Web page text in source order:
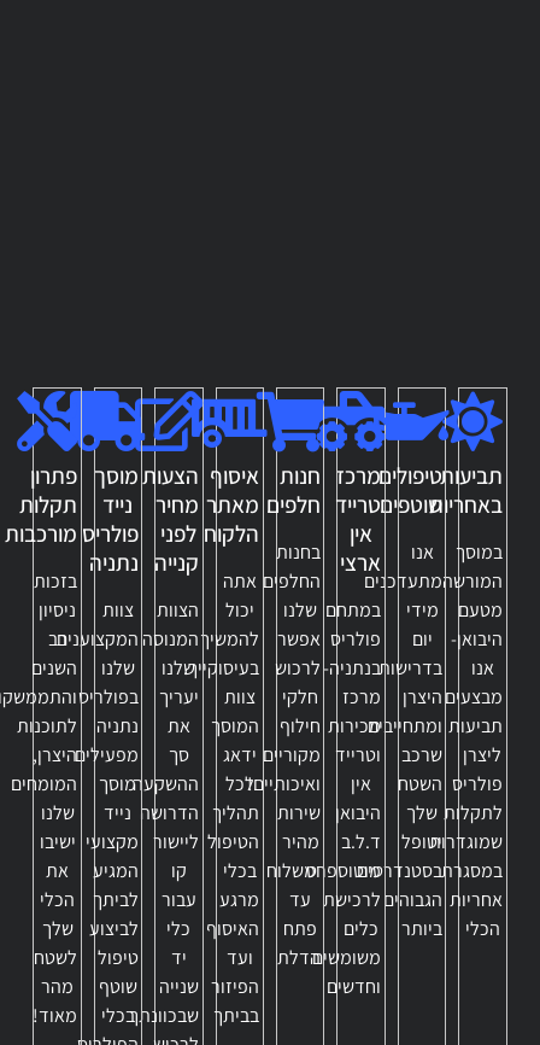
תביעות
באחריות
במוסך
המורשה
מטעם
היבואן-
אנו
מבצעים
תביעות
ליצרן
פולריס
לתקלות
שמוגדרות
במסגרת
אחריות
הכלי
טיפולים
שוטפים
אנו
מתעדכנים
מידי
יום
בדרישות
היצרן
ומתחייבים
שרכב
השטח
שלך
יטופל
בסטנדרטים
הגבוהים
ביותר
מרכז
טרייד
אין
ארצי
במתחם
פולריס
בנתניה-
מרכז
מכירות
וטרייד
אין
היבואן
ד.ל.ב
מוטוספרט
לרכישת
כלים
משומשים
וחדשים
חנות
חלפים
בחנות
החלפים
שלנו
אפשר
לרכוש
חלקי
חילוף
מקוריים
ואיכותיים!
שירות
מהיר
ומשלוח
עד
פתח
הדלת
איסוף
מאתר
הלקוח
אתה
יכול
להמשיך
בעיסוקייך.
צוות
המוסך
ידאג
לכל
תהליך
הטיפול
בכלי
מרגע
האיסוף
ועד
הפיזור
בביתך
הצעות
מחיר
לפני
קנייה
הצוות
המנוסה
שלנו
יעריך
את
סך
ההשקעה
הדרושה
ליישור
קו
עבור
כלי
יד
שנייה
שבכוונתך
מוסך
נייד
פולריס
נתניה
צוות
המקצוענים
שלנו
בפולריס
נתניה
מפעילים
מוסך
נייד
מקצועי
המגיע
לביתך
לביצוע
טיפול
שוטף
בכלי
פתרון
תקלות
מורכבות
בזכות
ניסיון
רב
השנים
לתוכנות
היצרן,
המומחים
שלנו
ישיבו
את
הכלי
שלך
לשטח
מהר
מאוד!